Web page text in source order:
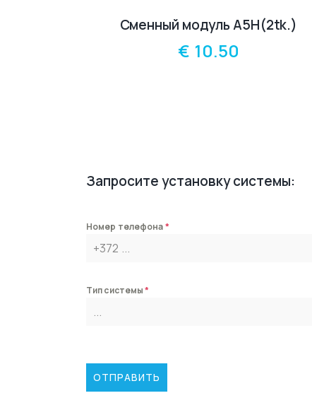
Сменный модуль A5H(2tk.)
€ 10.50
Запросите установку системы:
Номер телефона*
Тип системы*
ОТПРАВИТЬ